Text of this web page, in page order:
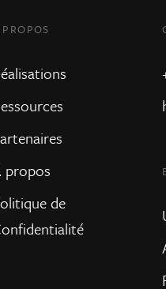
propos
de